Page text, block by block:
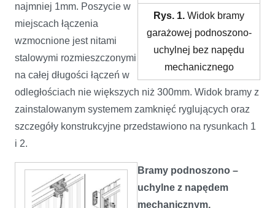
Rys. 1. Widok bramy
garażowej podnoszono-
uchylnej bez napędu
mechanicznego
najmniej 1mm. Poszycie w
miejscach łączenia
wzmocnione jest nitami
stalowymi rozmieszczonymi
na całej długości łączeń w
odległościach nie większych niż 300mm. Widok bramy z
zainstalowanym systemem zamknięć ryglujących oraz
szczegóły konstrukcyjne przedstawiono na rysunkach 1
i 2.
Bramy podnoszono –
uchylne z napędem
mechanicznym,